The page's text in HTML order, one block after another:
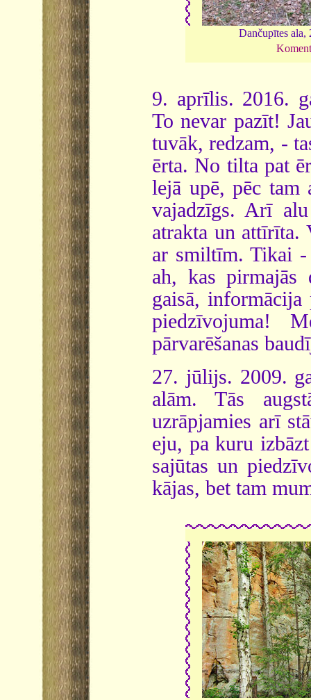
Dančupītes ala,
9. aprīlis. 2016.
To nevar pazīt!
tuvāk, redzam, -
ērta. No tilta pat
lejā upē, pēc tam
vajadzīgs. Arī
atrakta un attīrīta.
ar smiltīm. Tikai -
ah, kas pirmajās
gaisā,
piedzīvojuma!
pārvarēšanas
27. jūlijs. 2009.
alām. Tās
uzrāpjamies arī
eju, pa kuru
sajūtas un
kājas, bet tam